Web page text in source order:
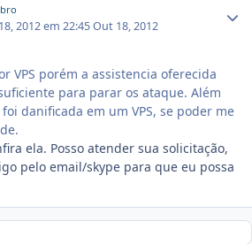
2012 em 22:45Out 18, 2012
VPS porém a assistencia oferecida
para parar os ataque. Além
danificada em um VPS, se poder me
ela. Posso atender sua solicitação,
pelo email/skype para que eu possa